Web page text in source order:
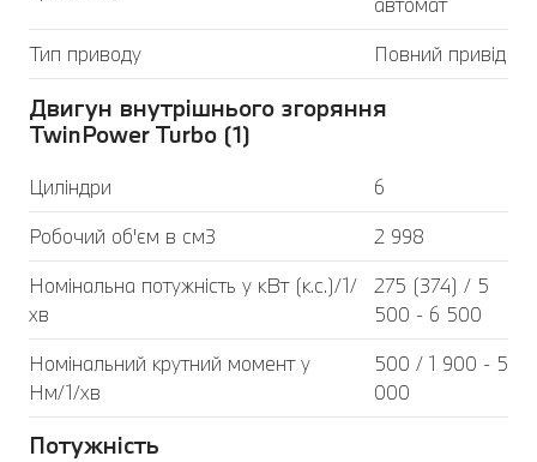
Тип приводу
Повний привід
Двигун внутрішнього згоряння
TwinPower Turbo (1)
Циліндри
6
Робочий об'єм в см3
2 998
Номінальна потужність у кВт (к.с.)/1/
хв
275 (374) / 5
500 - 6 500
Номінальний крутний момент у
Нм/1/хв
500 / 1 900 - 5
000
Потужність